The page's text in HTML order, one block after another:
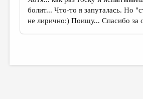
болит... Что-то я запуталась. Но
не лирично:) Поищу... Спасибо за